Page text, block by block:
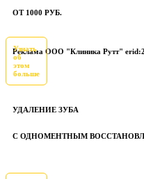
ОТ 1000 РУБ.
Реклама ООО "Клиника Рутт"
Узнать
об
этом
больше
УДАЛЕНИЕ ЗУБА
С ОДНОМЕНТНЫМ